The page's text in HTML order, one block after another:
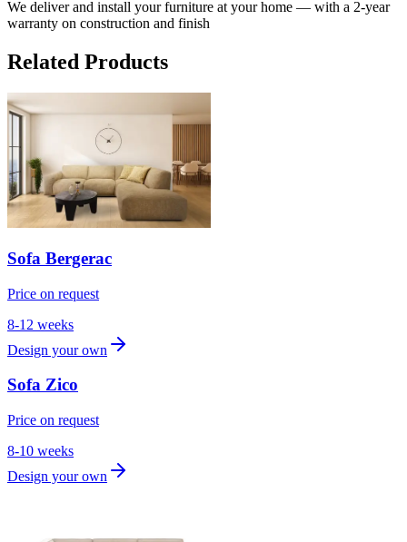
We deliver and install your furniture at your home — with a 2-year
warranty on construction and finish
Related Products
Sofa Bergerac
Price on request
8-12 weeks
Design your own
Sofa Zico
Price on request
8-10 weeks
Design your own